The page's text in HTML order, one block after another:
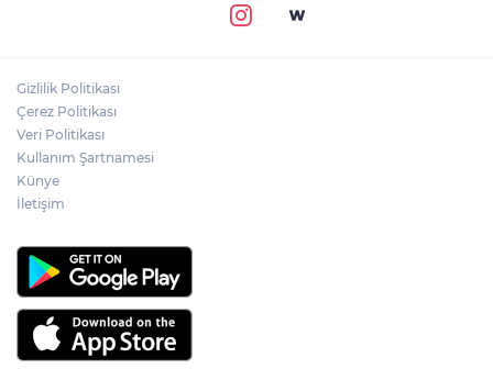
Gizlilik Politikası
Çerez Politikası
Veri Politikası
Kullanım Şartnamesi
Künye
İletişim